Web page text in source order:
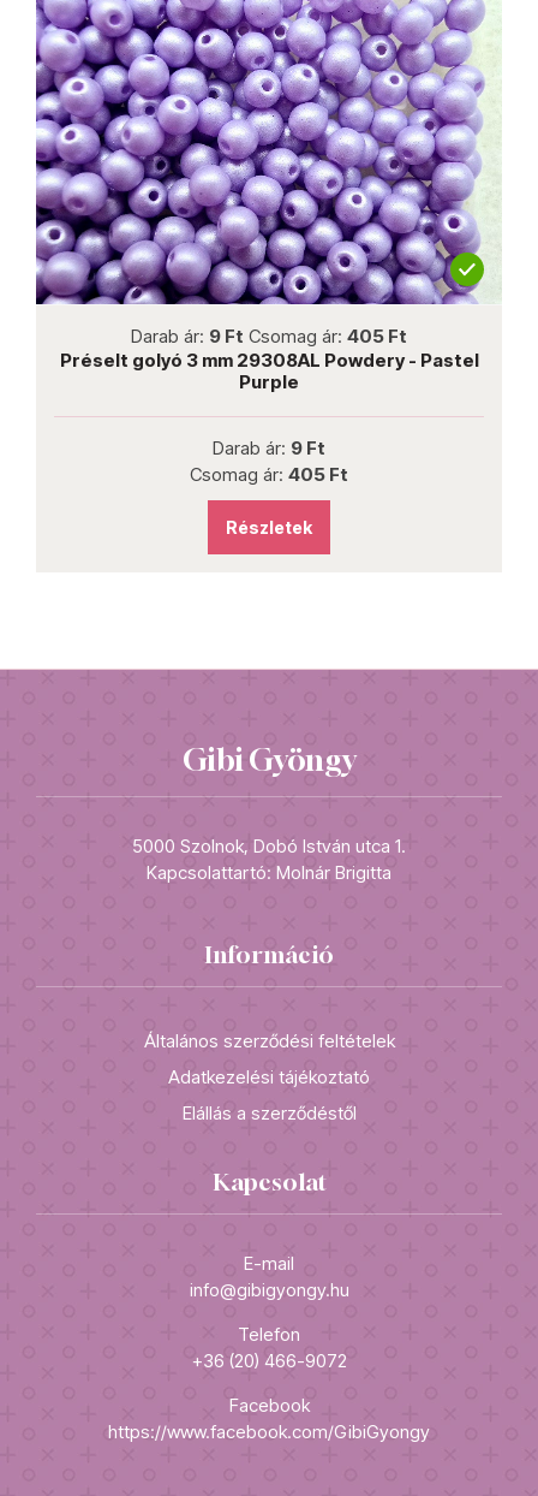
Darab ár: 9 Ft Csomag ár: 405 Ft
Préselt golyó 3 mm 29308AL Powdery - Pastel
Purple
Darab ár: 9 Ft
Csomag ár: 405 Ft
Részletek
Gibi Gyöngy
5000 Szolnok, Dobó István utca 1.
Kapcsolattartó: Molnár Brigitta
Információ
Általános szerződési feltételek
Adatkezelési tájékoztató
Elállás a szerződéstől
Kapcsolat
E-mail
info@gibigyongy.hu
Telefon
+36 (20) 466-9072
Facebook
https://www.facebook.com/GibiGyongy